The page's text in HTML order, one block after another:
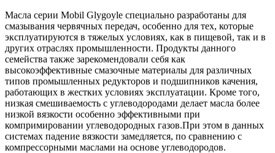
Масла серии Mobil Glygoyle специально разработаны для
смазывания червячных передач, особенно для тех, которые
эксплуатируются в тяжелых условиях, как в пищевой, так и в
других отраслях промышленности. Продукты данного
семейства также зарекомендовали себя как
высокоэффективные смазочные материалы для различных
типов промышленных редукторов и подшипников качения,
работающих в жестких условиях эксплуатации. Кроме того,
низкая смешиваемость с углеводородами делает масла более
низкой вязкости особенно эффективными при
компримировании углеводородных газов.При этом в данных
системах падение вязкости замедляется, по сравнению с
компрессорными маслами на основе углеводородов.